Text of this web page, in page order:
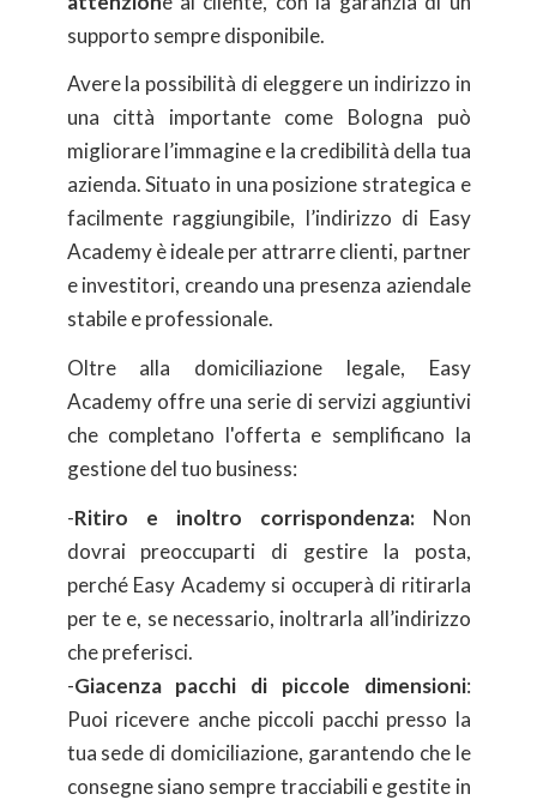
supporto sempre disponibile.
Avere la possibilità di eleggere un indirizzo in
una città importante come Bologna può
migliorare l’immagine e la credibilità della tua
azienda. Situato in una posizione strategica e
facilmente raggiungibile, l’indirizzo di Easy
Academy è ideale per attrarre clienti, partner
e investitori, creando una presenza aziendale
stabile e professionale.
Oltre alla domiciliazione legale, Easy
Academy offre una serie di servizi aggiuntivi
che completano l'offerta e semplificano la
gestione del tuo business:
-Ritiro e inoltro corrispondenza:Non
dovrai preoccuparti di gestire la posta,
perché Easy Academy si occuperà di ritirarla
per te e, se necessario, inoltrarla all’indirizzo
che preferisci.
-Giacenza pacchi di piccole dimensioni:
Puoi ricevere anche piccoli pacchi presso la
tua sede di domiciliazione, garantendo che le
consegne siano sempre tracciabili e gestite in